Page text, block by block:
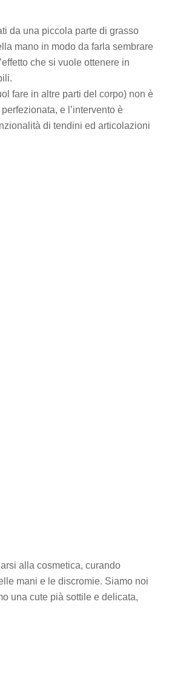
da una piccola parte di grasso
mano in modo da farla sembrare
che si vuole ottenere in
fare in altre parti del corpo) non è
e l’intervento è
di tendini ed articolazioni
alla cosmetica, curando
mani e le discromie. Siamo noi
una cute pià sottile e delicata,